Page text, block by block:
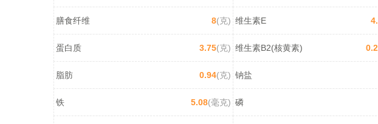
膳食纤维 8(克) 维生素E
蛋白质 3.75(克) 维生素B2(核黄素)
脂肪 0.94(克) 钠盐
铁 5.08(毫克) 磷